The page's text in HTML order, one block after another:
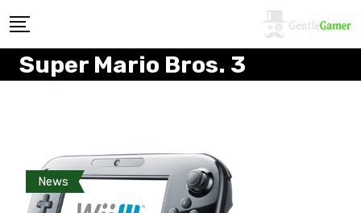
Super Mario Bros. 3
News